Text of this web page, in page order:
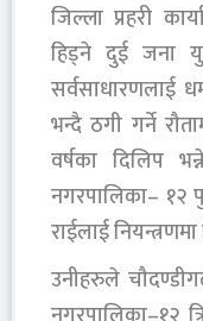
जिल्ला प्रहरी
हिड्ने दुई जना
सर्वसाधारणलाई
भन्दै ठगी गर्ने
वर्षका दिलिप
नगरपालिका– १२
राईलाई
उनीहरुले